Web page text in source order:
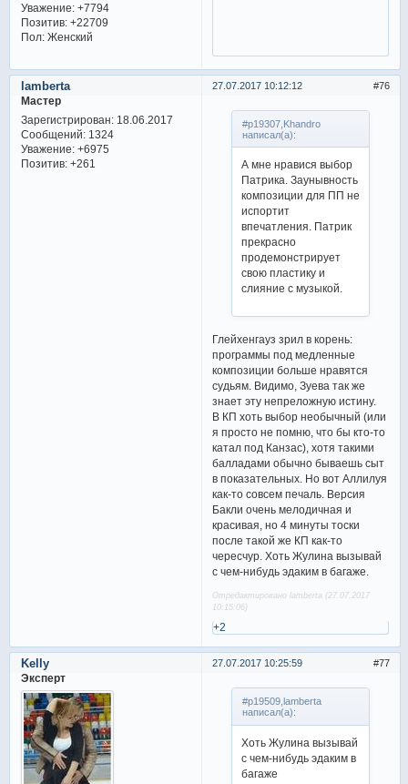
Уважение: +7794
Позитив: +22709
Пол:Женский
76
27.07.2017 10:12:12
lamberta
Мастер
Зарегистрирован: 18.06.2017
Сообщений:1324
Уважение: +6975
Позитив: +261
#p19307,Khandro
написал(а):
А мне нравися выбор
Патрика. Заунывность
композиции для ПП не
испортит
впечатления. Патрик
прекрасно
продемонстрирует
свою пластику и
слияние с музыкой.
Глейхенгауз зрил в корень:
программы под медленные
композиции больше нравятся
судьям. Видимо, Зуева так же
знает эту непреложную истину.
В КП хоть выбор необычный (или
я просто не помню, что бы кто-то
катал под Канзас), хотя такими
балладами обычно бываешь сыт
в показательных. Но вот Аллилуя
как-то совсем печаль. Версия
Бакли очень мелодичная и
красивая, но 4 минуты тоски
после такой же КП как-то
чересчур. Хоть Жулина вызывай
с чем-нибудь эдаким в багаже.
Отредактировано lamberta (27.07.2017
10:15:06)
+2
77
27.07.2017 10:25:59
Kelly
Эксперт
#p19509,lamberta
написал(а):
Хоть Жулина вызывай
с чем-нибудь эдаким в
багаже